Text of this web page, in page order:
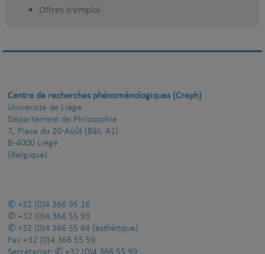
Offres d'emploi
Centre de recherches phénoménologiques (Creph)
Université de Liège
Département de Philosophie
7, Place du 20-Août (Bât. A1)
B-4000 Liège
(Belgique)
+32 (0)4 366 95 16
+32 (0)4 366 55 93
+32 (0)4 366 55 64 (esthétique)
Fax +32 (0)4 366 55 59